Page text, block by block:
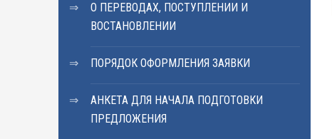
О ПЕРЕВОДАХ, ПОСТУПЛЕНИИ И
ВОСТАНОВЛЕНИИ
ПОРЯДОК ОФОРМЛЕНИЯ ЗАЯВКИ
АНКЕТА ДЛЯ НАЧАЛА ПОДГОТОВКИ
ПРЕДЛОЖЕНИЯ